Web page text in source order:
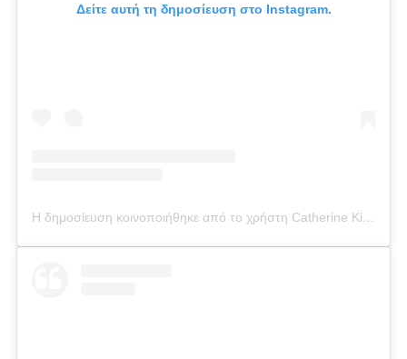
Δείτε αυτή τη δημοσίευση στο Instagram.
Η δημοσίευση κοινοποιήθηκε από το χρήστη Catherine Kikilia (@catherine_kikilia)